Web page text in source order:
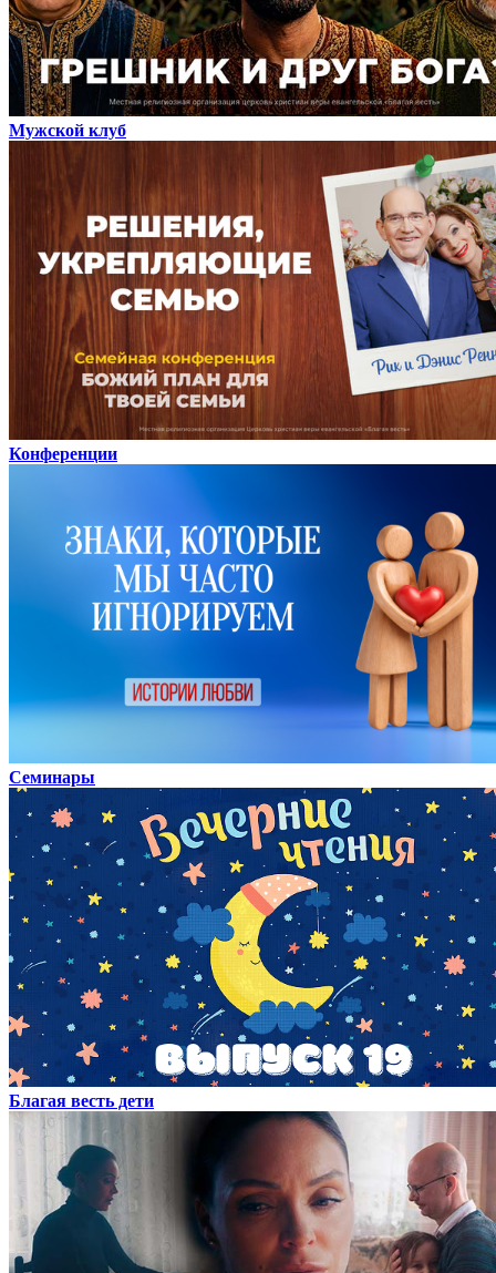
Мужской клуб
Конференции
Семинары
Благая весть дети